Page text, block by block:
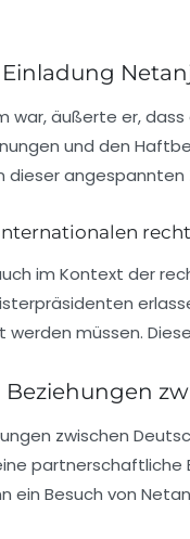
Einladung
war, äußerte er,
und den
angespannten
im Kontext der
müssen.
zwischen
ein Besuch von